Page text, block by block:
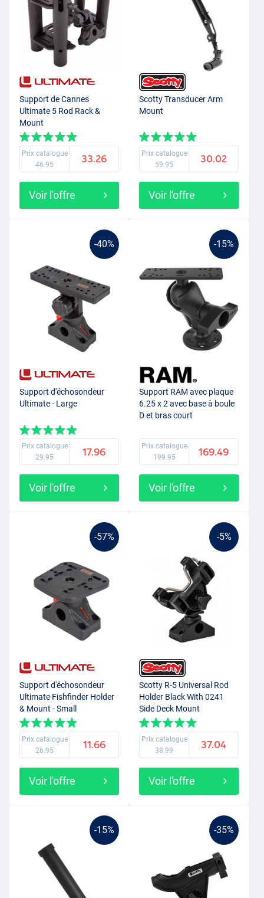
Support de Cannes
Ultimate 5 Rod Rack &
Mount
Prix catalogue
46.95
33.26
Voir l'offre
Scotty Transducer Arm
Mount
Prix catalogue
59.95
30.02
Voir l'offre
-40%
Support d'échosondeur
Ultimate - Large
Prix catalogue
29.95
17.96
Voir l'offre
-15%
Support RAM avec plaque
6.25 x 2 avec base à boule
D et bras court
Prix catalogue
199.95
169.49
Voir l'offre
-57%
Support d'échosondeur
Ultimate Fishfinder Holder
& Mount - Small
Prix catalogue
26.95
11.66
Voir l'offre
-5%
Scotty R-5 Universal Rod
Holder Black With 0241
Side Deck Mount
Prix catalogue
38.99
37.04
Voir l'offre
-15% -35%